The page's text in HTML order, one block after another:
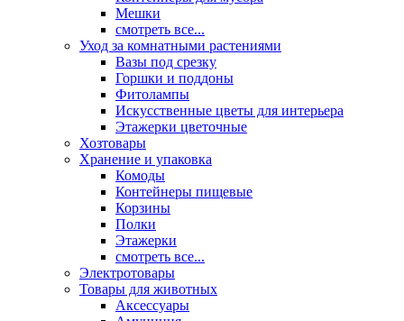
Мешки
смотреть все...
Уход за комнатными растениями
Вазы под срезку
Горшки и поддоны
Фитолампы
Искусственные цветы для интерьера
Этажерки цветочные
Хозтовары
Хранение и упаковка
Комоды
Контейнеры пищевые
Корзины
Полки
Этажерки
смотреть все...
Электротовары
Товары для животных
Аксессуары